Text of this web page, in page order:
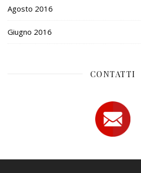
Agosto 2016
Giugno 2016
CONTATTI